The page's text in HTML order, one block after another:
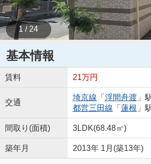
1 / 24
基本情報
賃料 21万円
交通
埼京線 「 浮間舟渡」
都営三田線 「 蓮根 」
間取り(面積) 3LDK(68.48㎡)
築年月 2013年 1月(築13年)